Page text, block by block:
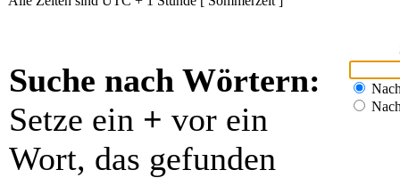
Suche nach Wörtern:
Setze ein + vor ein
Wort, das gefunden